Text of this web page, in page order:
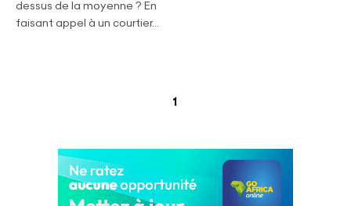
dessus de la moyenne ? En
faisant appel à un courtier...
1